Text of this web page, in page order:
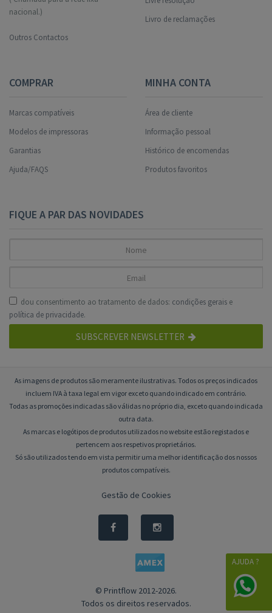
nacional.)
Outros Contactos
Livro de reclamações
COMPRAR
Marcas compatíveis
Modelos de impressoras
Garantias
Ajuda/FAQS
MINHA CONTA
Área de cliente
Informação pessoal
Histórico de encomendas
Produtos favoritos
FIQUE A PAR DAS NOVIDADES
dou consentimento ao tratamento de dados: condições gerais e
política de privacidade.
SUBSCREVER NEWSLETTER
As imagens de produtos são meramente ilustrativas. Todos os preços indicados
incluem IVA à taxa legal em vigor exceto quando indicado em contrário.
Todas as promoções indicadas são válidas no próprio dia, exceto quando indicada
outra data.
As marcas e logótipos de produtos utilizados no website estão registados e
pertencem aos respetivos proprietários.
Só são utilizados tendo em vista permitir uma melhor identificação dos nossos
produtos compatíveis.
Gestão de Cookies
© Printflow 2012-2026.
Todos os direitos reservados.
AJUDA ?